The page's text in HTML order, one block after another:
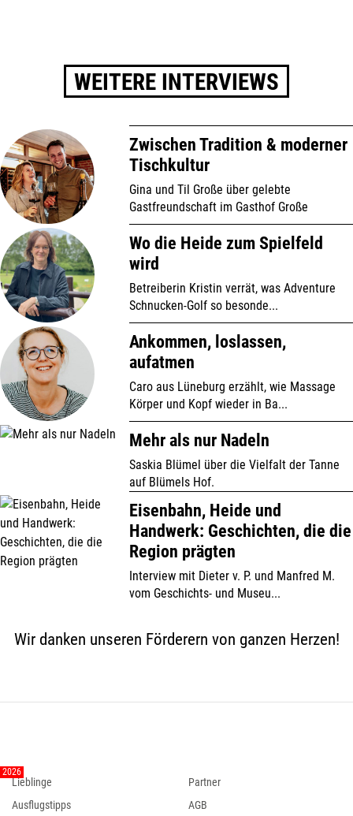
WEITERE INTERVIEWS
Zwischen Tradition & moderner
Tischkultur
Gina und Til Große über gelebte
Gastfreundschaft im Gasthof Große
Wo die Heide zum Spielfeld
wird
Betreiberin Kristin verrät, was Adventure
Schnucken-Golf so besonde...
Ankommen, loslassen,
aufatmen
Caro aus Lüneburg erzählt, wie Massage
Körper und Kopf wieder in Ba...
Mehr als nur Nadeln
Saskia Blümel über die Vielfalt der Tanne
auf Blümels Hof.
Eisenbahn, Heide und
Handwerk: Geschichten, die die
Region prägten
Interview mit Dieter v. P. und Manfred M.
vom Geschichts- und Museu...
Wir danken unseren Förderern von ganzen Herzen!
Lieblinge
Ausflugstipps
Partner
AGB